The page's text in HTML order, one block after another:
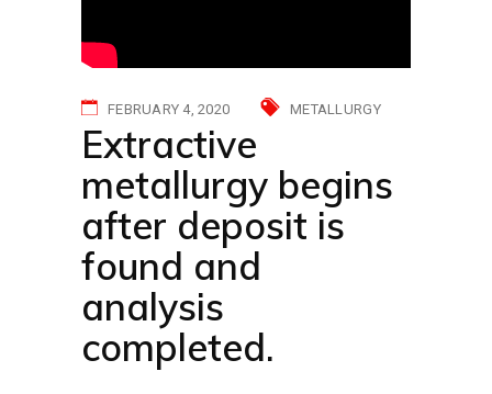
FEBRUARY 4, 2020 METALLURGY
Extractive
metallurgy begins
after deposit is
found and
analysis
completed.